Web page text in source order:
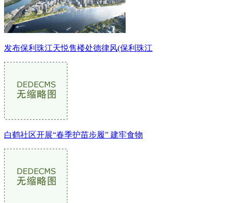
发布保利珠江天悦售楼处德律风(保利珠江
白鹤社区开展“春季护苗步履” 建牢食物